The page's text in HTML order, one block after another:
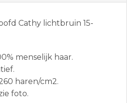
Cathy lichtbruin 15-
menselijk haar.
haren/cm2.
foto.